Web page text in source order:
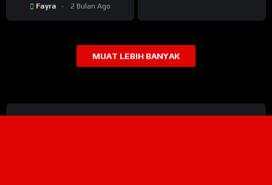
Nyanyinya Bukan Prabowo
Justru Jokowi
Fayra 2 Bulan Ago
MUAT LEBIH BANYAK